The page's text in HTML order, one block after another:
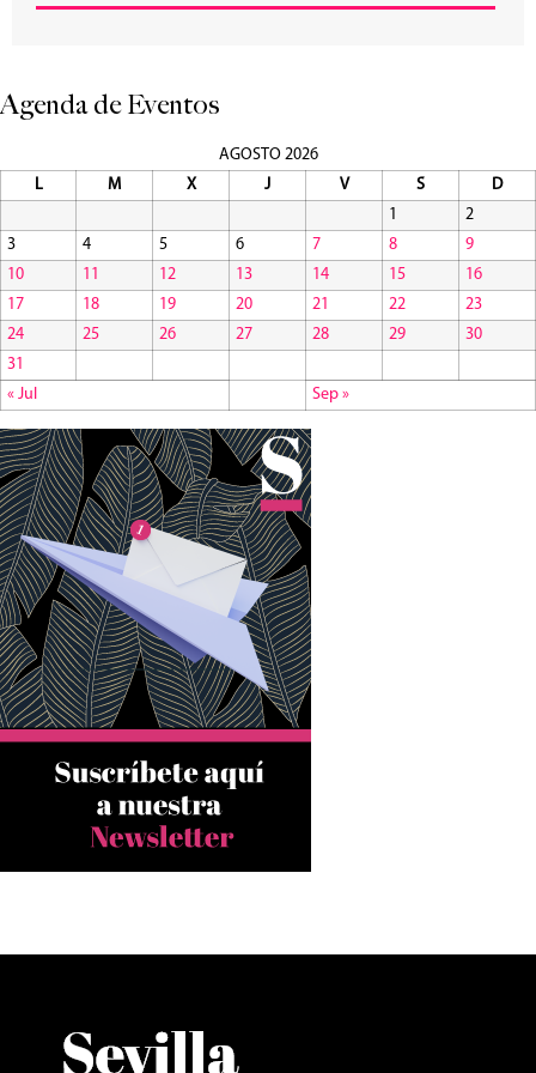
Agenda de Eventos
AGOSTO 2026
L
M X J V S
D
1
2
3
4 5 6 7 8
9
10
11 12 13 14 15
16
17
18 19 20 21 22
23
24
25 26 27 28 29
30
31
« Jul
Sep »